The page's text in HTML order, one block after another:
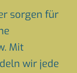
sorgen für
Mit
wir jede